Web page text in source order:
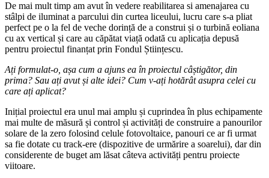
De mai mult timp am avut în vedere reabilitarea si amenajarea cu
stâlpi de iluminat a parcului din curtea liceului, lucru care s-a pliat
perfect pe o la fel de veche dorință de a construi și o turbină eoliana
cu ax vertical și care au căpătat viață odată cu aplicația depusă
pentru proiectul finanțat prin Fondul Științescu.
Ați formulat-o, așa cum a ajuns ea în proiectul câștigător, din
prima? Sau ați avut și alte idei? Cum v-ați hotărât asupra celei cu
care ați aplicat?
Inițial proiectul era unul mai amplu și cuprindea în plus echipamente
mai multe de măsură și control și activități de construire a panourilor
solare de la zero folosind celule fotovoltaice, panouri ce ar fi urmat
sa fie dotate cu track-ere (dispozitive de urmărire a soarelui), dar din
considerente de buget am lăsat câteva activități pentru proiecte
viitoare.